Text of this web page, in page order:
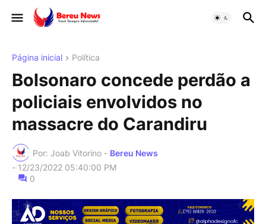
Página inicial Política
Bolsonaro concede perdão a
policiais envolvidos no
massacre do Carandiru
Por: Joab Vitorino - Bereu News
- 12/23/2022 05:40:00 PM
0